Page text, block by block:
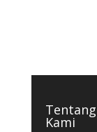
Tentang
Kami